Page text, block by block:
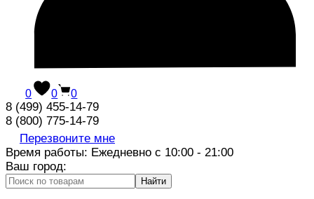
0 0 0
8 (499) 455-14-79
8 (800) 775-14-79
Перезвоните мне
Время работы: Ежедневно с 10:00 - 21:00
Ваш город:
Найти